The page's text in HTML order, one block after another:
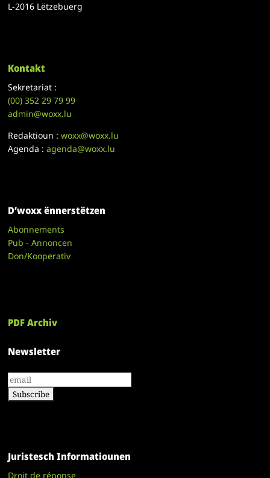
L-2016 Lëtzebuerg
Kontakt
Sekretariat :
(00)352 29 79 99
admin@woxx.lu
Redaktioun :woxx@woxx.lu
Agenda :agenda@woxx.lu
D’woxx ënnerstëtzen
Abonnements
Pub - Annoncen
Don/Kooperativ
PDF Archiv
Newsletter
Juristesch Informatiounen
Droit de réponse